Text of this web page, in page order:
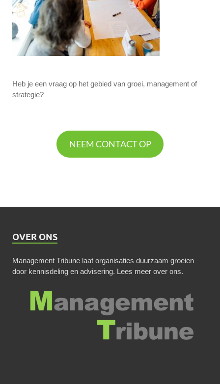
Heb je een vraag op het gebied van groei, management of
strategie?
NEEM CONTACT OP
OVER ONS
Management Tribune laat organisaties duurzaam groeien
door kennisdeling en advisering. Lees meer over ons.